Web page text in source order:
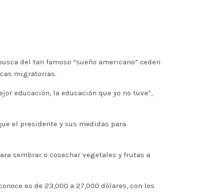
del tan famoso “sueño americano” ceden
migratorias.
educación, la educación que yo no tuve”,
el presidente y sus medidas para
sembrar o cosechar vegetales y frutas a
es de 23,000 a 27,000 dólares, con los